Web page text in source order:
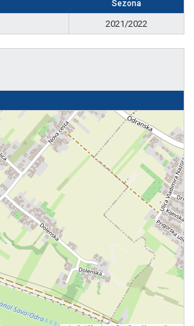
Sezona
2021/2022